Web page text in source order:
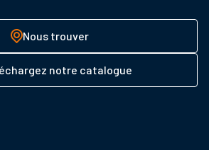
Nous trouver
notre catalogue